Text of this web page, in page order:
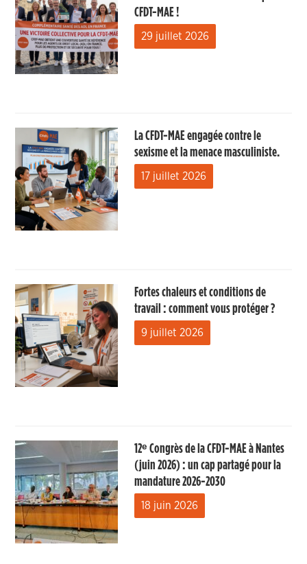
CFDT-MAE !
29 juillet 2026
La CFDT-MAE engagée contre le
sexisme et la menace masculiniste.
17 juillet 2026
Fortes chaleurs et conditions de
travail : comment vous protéger ?
9 juillet 2026
12ᵉ Congrès de la CFDT-MAE à Nantes
(juin 2026) : un cap partagé pour la
mandature 2026-2030
18 juin 2026